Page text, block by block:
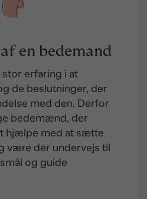
en bedemand
erfaring i at
de beslutninger, der
med den. Derfor
bedemænd, der
hjælpe med at sætte
være der undervejs til
og guide